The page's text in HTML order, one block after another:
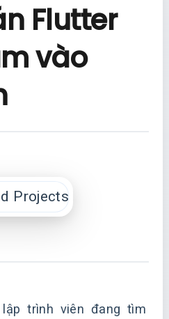
Flutter
vào
trình viên đang tìm